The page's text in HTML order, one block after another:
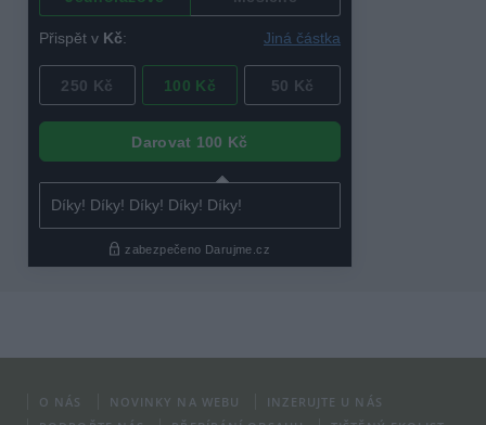
O NÁS NOVINKY NA WEBU
INZERUJTE U NÁS